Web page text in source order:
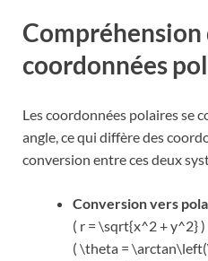
Compréhension
coordonnées
Les coordonnées polaires se
angle, ce qui diffère des
conversion entre ces deux
Conversion vers
( r = \sqrt{x^2 + y^2} )
( \theta =